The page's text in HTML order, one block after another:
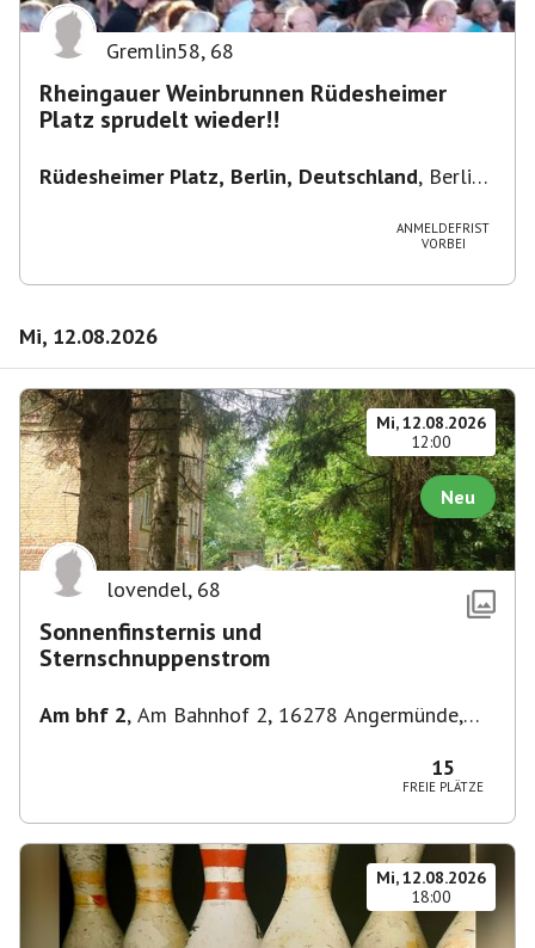
Gremlin58, 68
Rheingauer Weinbrunnen Rüdesheimer
Platz sprudelt wieder!!
Rüdesheimer Platz, Berlin, Deutschland, Berlin-
ANMELDEFRIST
VORBEI
Mi, 12.08.2026
Mi, 12.08.2026
12:00
Neu
lovendel, 68
Sonnenfinsternis und
Sternschnuppenstrom
Am bhf 2, Am Bahnhof 2, 16278 Angermünde,
15
FREIE PLÄTZE
Mi, 12.08.2026
18:00